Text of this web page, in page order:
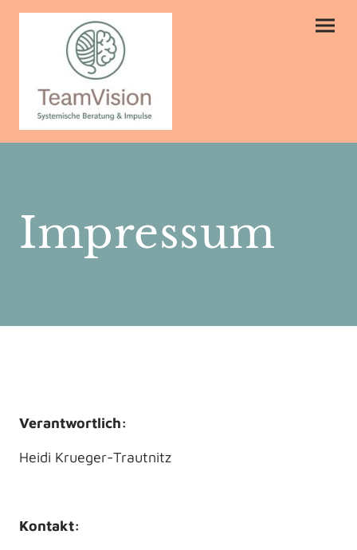
Impressum
Verantwortlich:
Heidi Krueger-Trautnitz
Kontakt: